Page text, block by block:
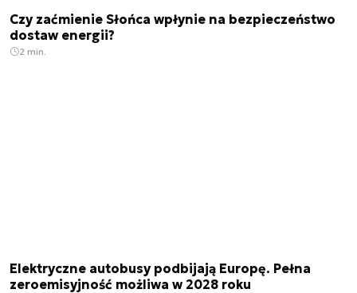
Czy zaćmienie Słońca wpłynie na bezpieczeństwo
dostaw energii?
2 min.
Elektryczne autobusy podbijają Europę. Pełna
zeroemisyjność możliwa w 2028 roku